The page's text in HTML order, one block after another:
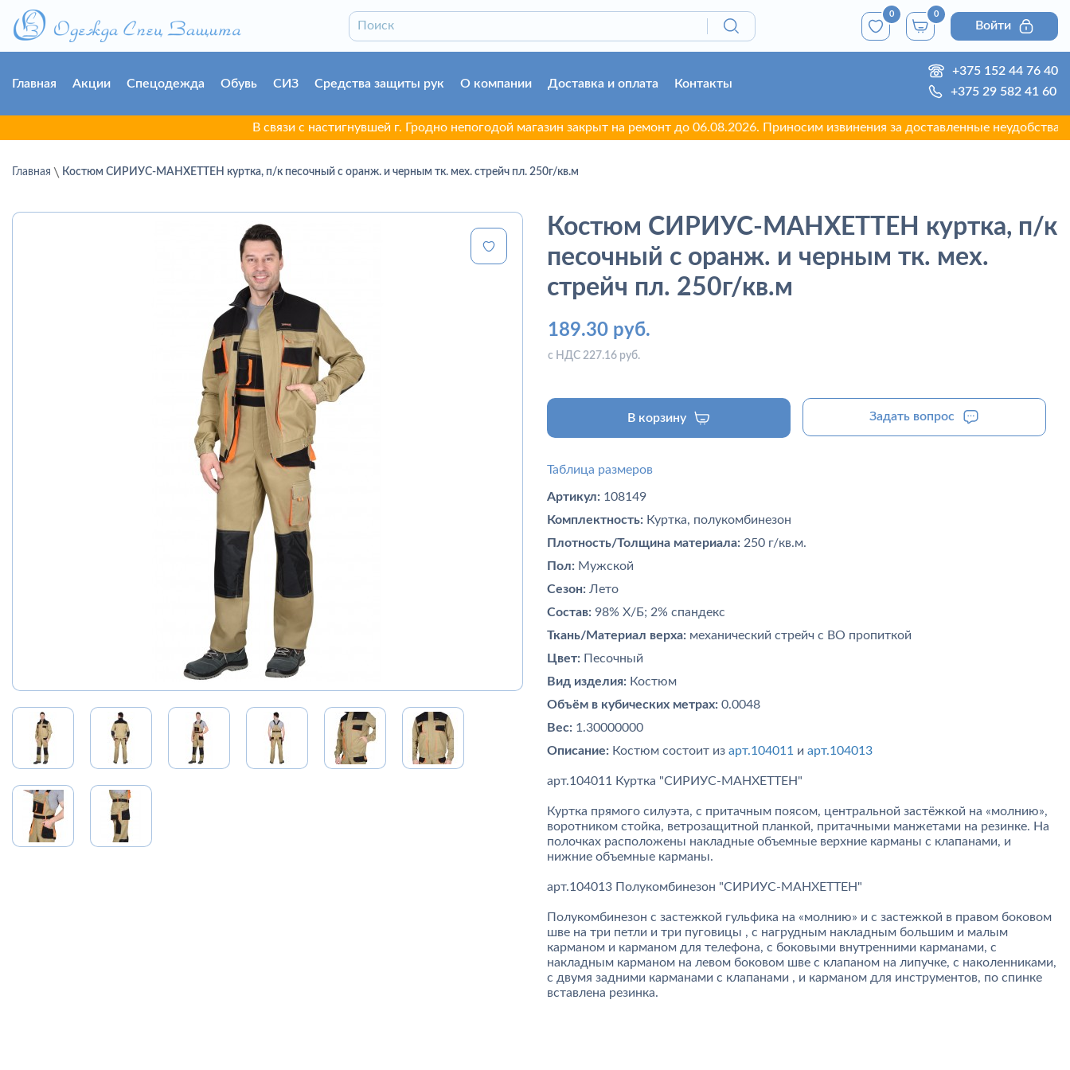
0 0
Войти
Главная Акции Спецодежда Обувь СИЗ Средства защиты рук О компании Доставка и оплата Контакты
+375 152 44 76 40
+375 29 582 41 60
В связи с настигнувшей г. Гродно непогодой магазин закрыт на ремонт до 06.08.2026. Приносим извинения за доставленные неудобства.
Главная Костюм СИРИУС-МАНХЕТТЕН куртка, п/к песочный с оранж. и черным тк. мех. стрейч пл. 250г/кв.м
Костюм СИРИУС-МАНХЕТТЕН куртка, п/к
песочный с оранж. и черным тк. мех.
стрейч пл. 250г/кв.м
189.30 руб.
с НДС 227.16 руб.
В корзину Задать вопрос
Таблица размеров
Артикул: 108149
Комплектность: Куртка, полукомбинезон
Плотность/Толщина материала: 250 г/кв.м.
Пол: Мужской
Сезон: Лето
Состав: 98% Х/Б; 2% спандекс
Ткань/Материал верха: механический стрейч с ВО пропиткой
Цвет: Песочный
Вид изделия: Костюм
Объём в кубических метрах: 0.0048
Вес: 1.30000000
Описание: Костюм состоит из арт.104011 и арт.104013
арт.104011 Куртка "СИРИУС-МАНХЕТТЕН"
Куртка прямого силуэта, с притачным поясом, центральной застёжкой на «молнию»,
воротником стойка, ветрозащитной планкой, притачными манжетами на резинке. На
полочках расположены накладные объемные верхние карманы с клапанами, и
нижние объемные карманы.
арт.104013 Полукомбинезон "СИРИУС-МАНХЕТТЕН"
Полукомбинезон с застежкой гульфика на «молнию» и с застежкой в правом боковом
шве на три петли и три пуговицы , с нагрудным накладным большим и малым
карманом и карманом для телефона, с боковыми внутренними карманами, с
накладным карманом на левом боковом шве с клапаном на липучке, с наколенниками,
с двумя задними карманами с клапанами , и карманом для инструментов, по спинке
вставлена резинка.